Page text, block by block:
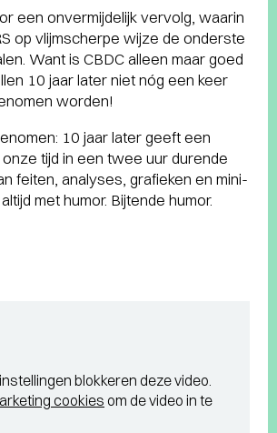
een onvermijdelijk vervolg, waarin
op vlijmscherpe wijze de onderste
Want is CBDC alleen maar goed
10 jaar later niet nóg een keer
worden!
10 jaar later geeft een
tijd in een twee uur durende
feiten, analyses, grafieken en mini-
met humor. Bijtende humor.
blokkeren deze video.
cookies om de video in te